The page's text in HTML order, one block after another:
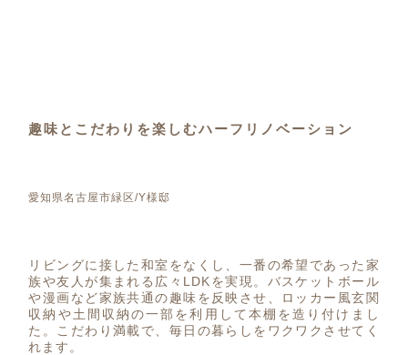
趣味とこだわりを楽しむハーフリノベーション
愛知県名古屋市緑区/Y様邸
リビングに接した和室をなくし、一番の希望であった家
族や友人が集まれる広々LDKを実現。バスケットボール
や漫画など家族共通の趣味を反映させ、ロッカー風玄関
収納や土間収納の一部を利用して本棚を造り付けまし
た。こだわり満載で、毎日の暮らしをワクワクさせてく
れます。